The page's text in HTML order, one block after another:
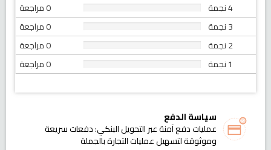
4 نجمة
0 مراجعة
3 نجمة
0 مراجعة
2 نجمة
0 مراجعة
1 نجمة
0 مراجعة
سياسة الدفع
عمليات دفع آمنة عبر التحويل البنكي: دفعات سريعة
وموثوقة لتسهيل عمليات التجارة بالجملة